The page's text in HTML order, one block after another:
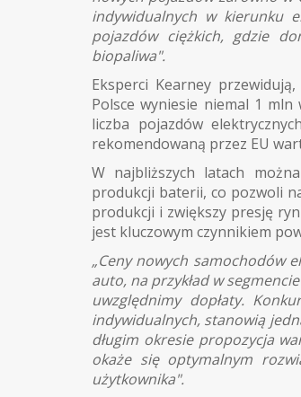
indywidualnych w kierunku
pojazdów ciężkich, gdzie
biopaliwa".
Eksperci Kearney
Polsce wyniesie niemal 1
liczba pojazdów
rekomendowaną przez EU
W najbliższych latach
produkcji baterii, co pozwoli
produkcji i zwiększy presję
jest kluczowym czynnikiem
„Ceny nowych samochodów
auto, na przykład w
uwzględnimy dopłaty.
indywidualnych, stanowią
długim okresie propozycja
okaże się optymalnym
użytkownika".